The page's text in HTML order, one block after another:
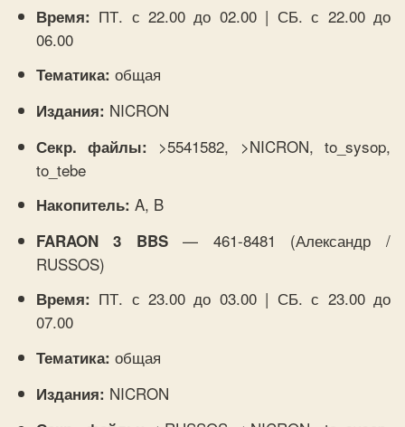
Время: ПТ. с 22.00 до 02.00 | СБ. с 22.00 до
06.00
Тематика: общая
Издания: NICRON
Секр. файлы:
>5541582, >NICRON, to_sysop,
to_tebe
Накопитель: A, B
FARAON 3 BBS— 461-8481 (Александр /
RUSSOS)
Время: ПТ. с 23.00 до 03.00 | СБ. с 23.00 до
07.00
Тематика: общая
Издания: NICRON